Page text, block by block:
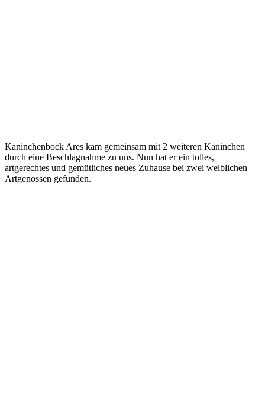
Kaninchenbock Ares kam gemeinsam mit 2 weiteren Kaninchen
durch eine Beschlagnahme zu uns. Nun hat er ein tolles,
artgerechtes und gemütliches neues Zuhause bei zwei weiblichen
Artgenossen gefunden.